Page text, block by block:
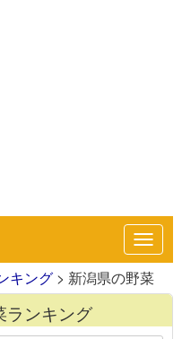
キング > 新潟県の野菜
ランキング